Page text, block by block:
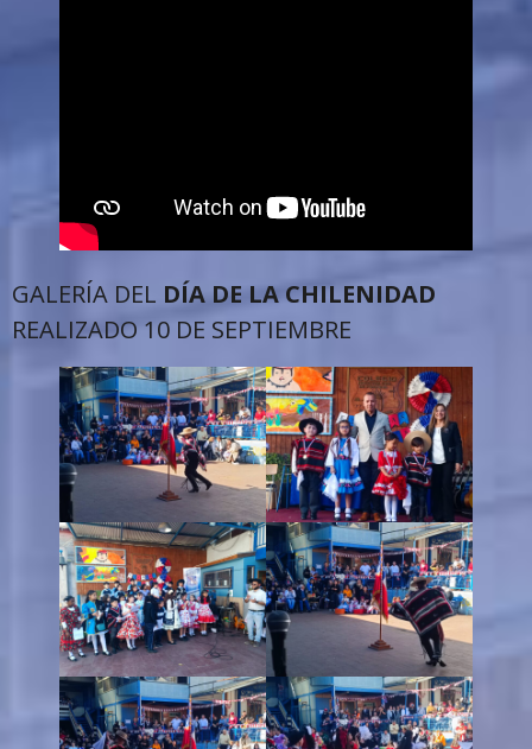
GALERÍA DEL DÍA DE LA CHILENIDAD
REALIZADO 10 DE SEPTIEMBRE